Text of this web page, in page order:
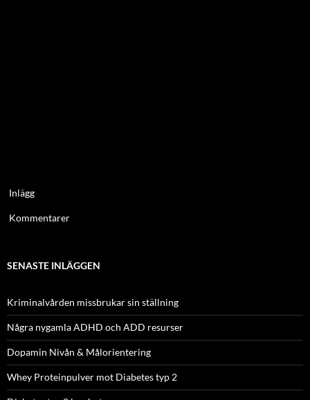
Inlägg
Kommentarer
SENASTE INLÄGGEN
Kriminalvården missbrukar sin ställning
Några nygamla ADHD och ADD resurser
Dopamin Nivån & Målorientering
Whey Proteinpulver mot Diabetes typ 2